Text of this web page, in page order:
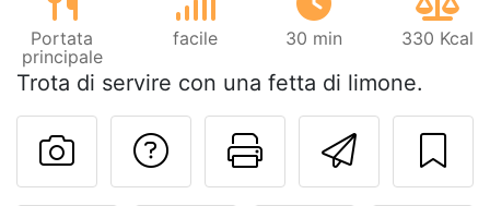
Portata
principale
facile 30 min 330 Kcal
Trota di servire con una fetta di limone.
Invia
Stampa la
Contatta l'autore